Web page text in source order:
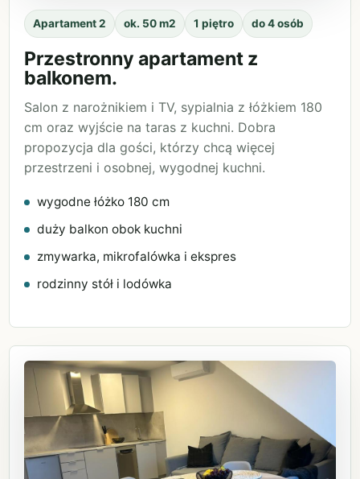
Apartament 2 ok. 50 m2 1 piętro do 4 osób
Przestronny apartament z
balkonem.
Salon z narożnikiem i TV, sypialnia z łóżkiem 180
cm oraz wyjście na taras z kuchni. Dobra
propozycja dla gości, którzy chcą więcej
przestrzeni i osobnej, wygodnej kuchni.
wygodne łóżko 180 cm
duży balkon obok kuchni
zmywarka, mikrofalówka i ekspres
rodzinny stół i lodówka